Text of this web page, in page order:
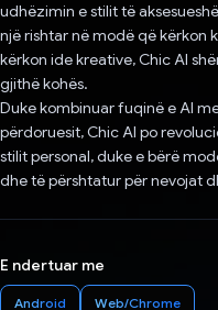
udhëzimin e stilit të
një rishtar në modë që kërkon
kërkon ide kreative, Chic AI
gjithë kohës.
Duke kombinuar fuqinë e AI
përdoruesit, Chic AI po
stilit personal, duke e bërë
dhe të përshtatur për nevojat
E ndertuar me
Android Web/Chrome